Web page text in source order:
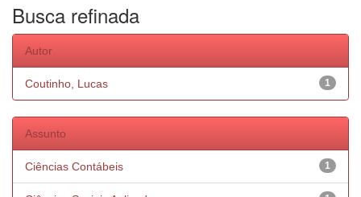
Busca refinada
Autor
1
Coutinho, Lucas
Assunto
1
Ciências Contábeis